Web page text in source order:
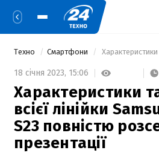
Техно Смартфони
18 січня 2023, 15:06
Характеристики
всієї лінійки
S23 повністю
презентації